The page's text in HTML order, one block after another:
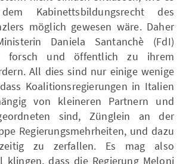
Kabinettsbildungsrecht des
möglich gewesen wäre. Daher
Daniela Santanchè (FdI)
forsch und öffentlich zu ihrem
All dies sind nur einige wenige
Koalitionsregierungen in Italien
von kleineren Partnern und
sind, Zünglein an der
Regierungsmehrheiten, und dazu
zu zerfallen. Es mag also
klingen, dass die Regierung Meloni